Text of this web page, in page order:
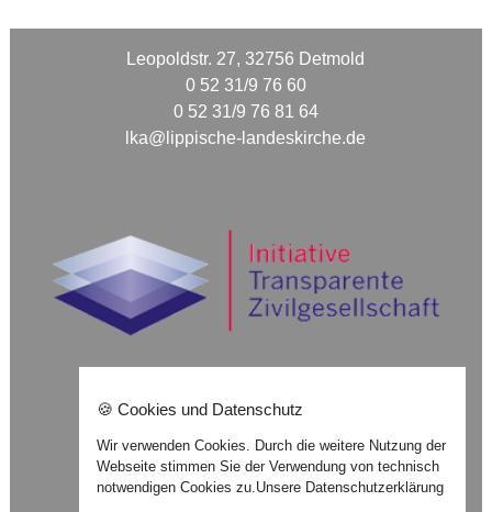
Leopoldstr. 27, 32756 Detmold
0 52 31/9 76 60
0 52 31/9 76 81 64
lka@lippische-landeskirche.de
Impressum
🍪 Cookies und Datenschutz
Wir verwenden Cookies. Durch die weitere Nutzung der
Webseite stimmen Sie der Verwendung von technisch
notwendigen Cookies zu.Unsere Datenschutzerklärung